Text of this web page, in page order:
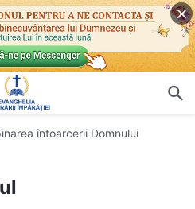
întoarcerii Domnului